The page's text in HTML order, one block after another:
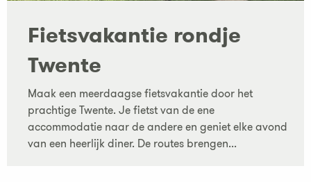
Fietsvakantie rondje
Twente
Maak een meerdaagse fietsvakantie door het
prachtige Twente. Je fietst van de ene
accommodatie naar de andere en geniet elke avond
van een heerlijk diner. De routes brengen...